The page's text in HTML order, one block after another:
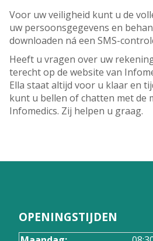
Voor uw veiligheid kunt u de
uw persoonsgegevens en
downloaden ná een SMS-
Heeft u vragen over uw
terecht op de website van
Ella staat altijd voor u klaar en
kunt u bellen of chatten met de
Infomedics. Zij helpen u graag.
OPENINGSTIJDEN